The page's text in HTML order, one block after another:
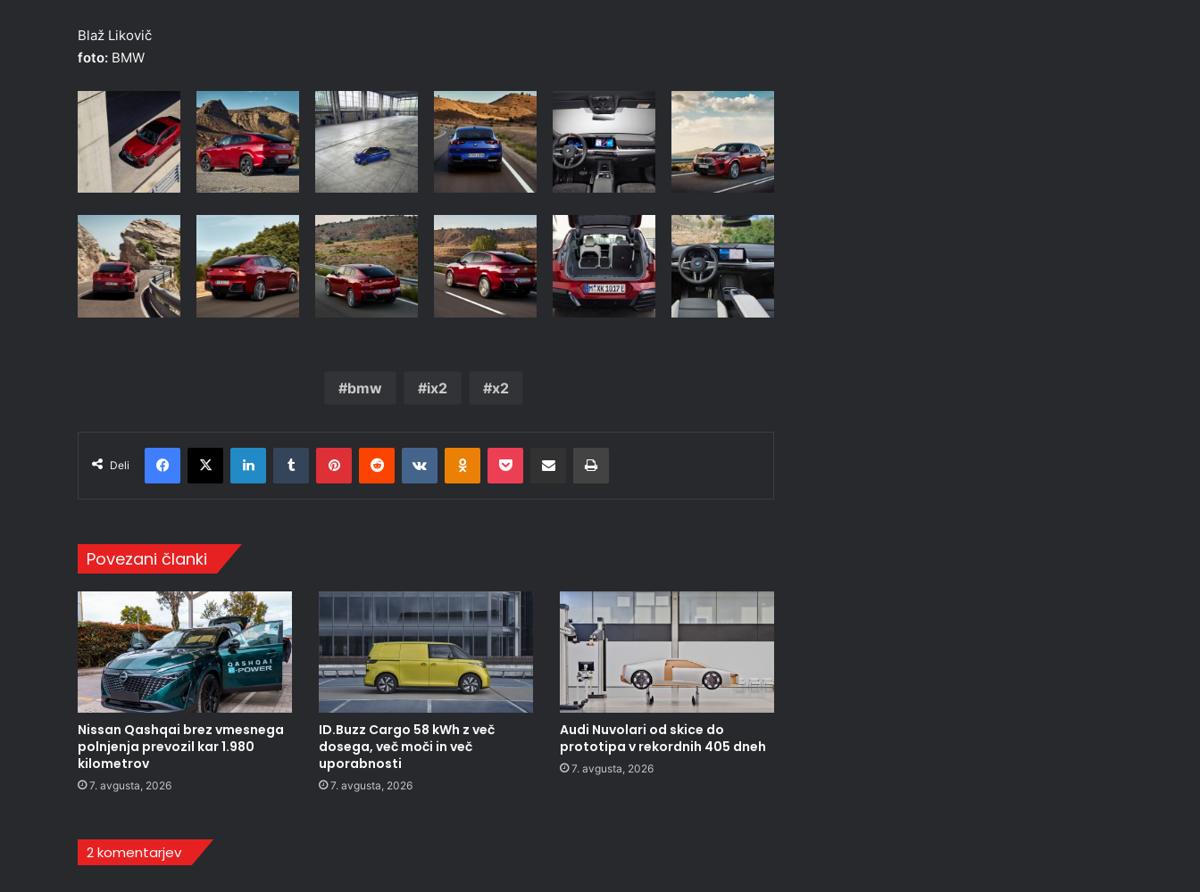
Blaž Likovič
foto: BMW
bmw ix2 x2
Deli
Facebook
X LinkedInTumblr PinterestReddit VKontakteOdnoklassniki
Pocket Deli po epošti Natisni
Povezani članki
Nissan Qashqai brez vmesnega
polnjenja prevozil kar 1.980
kilometrov
7. avgusta, 2026
ID.Buzz Cargo 58 kWh z več
dosega, več moči in več
uporabnosti
7. avgusta, 2026
Audi Nuvolari od skice do
prototipa v rekordnih 405 dneh
7. avgusta, 2026
2 komentarjev